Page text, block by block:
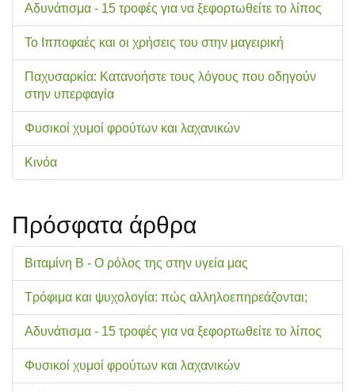
Αδυνάτισμα - 15 τροφές για να ξεφορτωθείτε το λίπος
Το Ιπποφαές και οι χρήσεις του στην μαγειρική
Παχυσαρκία: Κατανοήστε τους λόγους που οδηγούν
στην υπερφαγία
Φυσικοί χυμοί φρούτων και λαχανικών
Κινόα
Πρόσφατα άρθρα
Βιταμίνη Β - Ο ρόλος της στην υγεία μας
Τρόφιμα και ψυχολογία: πώς αλληλοεπηρεάζονται;
Αδυνάτισμα - 15 τροφές για να ξεφορτωθείτε το λίπος
Φυσικοί χυμοί φρούτων και λαχανικών